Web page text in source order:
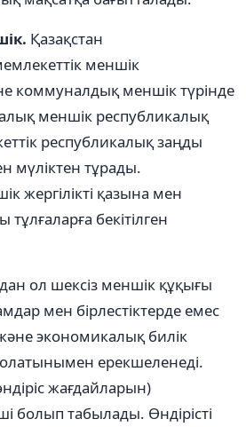
Қазақстан
меншік
коммуналдық меншік түрінде
меншік республикалық
республикалық заңды
мүліктен тұрады.
жергілікті қазына мен
бекітілген
ол шексіз меншік құқығы
мен бірлестіктерде емес
экономикалық билік
ерекшеленеді.
жағдайларын)
болып табылады. Өндірісті